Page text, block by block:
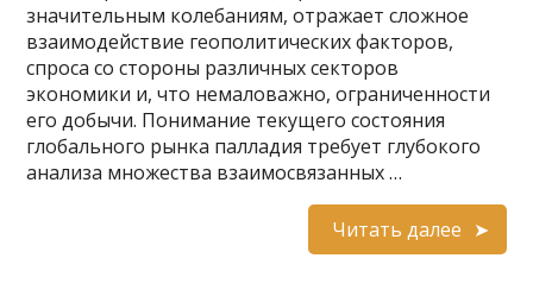
значительным колебаниям, отражает сложное
взаимодействие геополитических факторов,
спроса со стороны различных секторов
экономики и, что немаловажно, ограниченности
его добычи. Понимание текущего состояния
глобального рынка палладия требует глубокого
анализа множества взаимосвязанных …
Читать далее